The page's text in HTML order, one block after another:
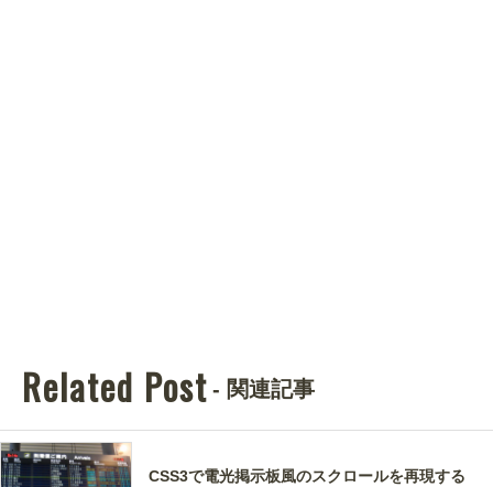
Related Post - 関連記事
CSS3で電光掲示板風のスクロールを再現する